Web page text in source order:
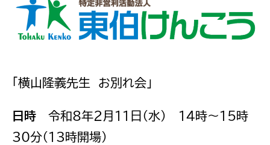
「横山隆義先生 お別れ会」
日時 令和8年2月11日（水） 14時～15時
30分（13時開場）